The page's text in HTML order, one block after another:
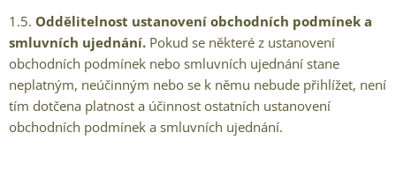
1.5. Oddělitelnost ustanovení obchodních podmínek a
smluvních ujednání. Pokud se některé z ustanovení
obchodních podmínek nebo smluvních ujednání stane
neplatným, neúčinným nebo se k němu nebude přihlížet, není
tím dotčena platnost a účinnost ostatních ustanovení
obchodních podmínek a smluvních ujednání.